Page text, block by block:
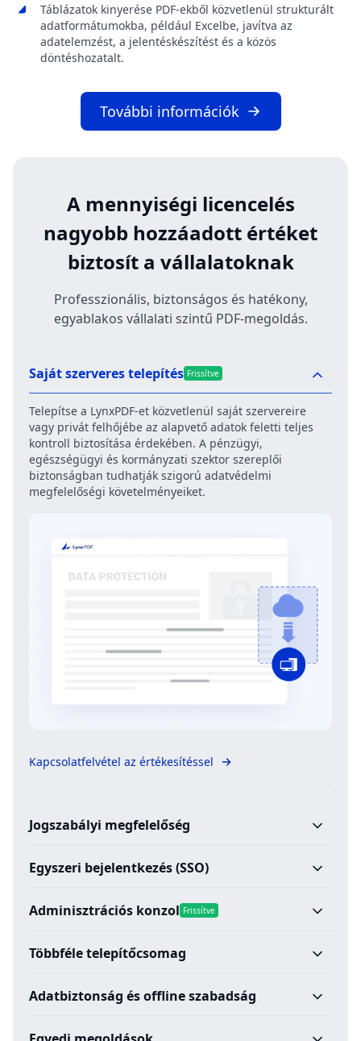
Táblázatok kinyerése PDF-ekből közvetlenül strukturált
adatformátumokba, például Excelbe, javítva az
adatelemzést, a jelentéskészítést és a közös
döntéshozatalt.
További információk
A mennyiségi licencelés
nagyobb hozzáadott értéket
biztosít a vállalatoknak
Professzionális, biztonságos és hatékony,
egyablakos vállalati szintű PDF-megoldás.
Saját szerveres telepítés Frissítve
Telepítse a LynxPDF-et közvetlenül saját szervereire
vagy privát felhőjébe az alapvető adatok feletti teljes
kontroll biztosítása érdekében. A pénzügyi,
egészségügyi és kormányzati szektor szereplői
biztonságban tudhatják szigorú adatvédelmi
megfelelőségi követelményeiket.
Kapcsolatfelvétel az értékesítéssel
Jogszabályi megfelelőség
Egyszeri bejelentkezés (SSO)
Adminisztrációs konzol Frissítve
Többféle telepítőcsomag
Adatbiztonság és offline szabadság